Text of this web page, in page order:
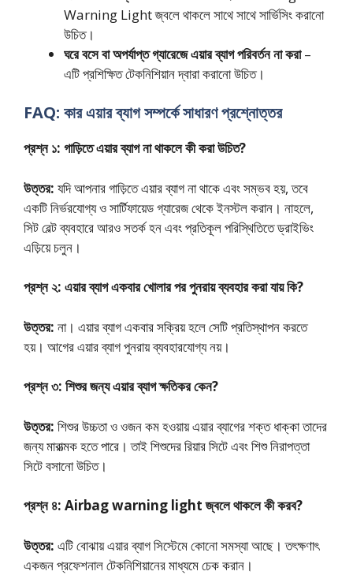
Warning Light জ্বলে থাকলে সাথে সাথে সার্ভিসিং করানো
উচিত।
ঘরে বসে বা অপর্যাপ্ত গ্যারেজে এয়ার ব্যাগ পরিবর্তন না করা–
এটি প্রশিক্ষিত টেকনিশিয়ান দ্বারা করানো উচিত।
FAQ: কার এয়ার ব্যাগ সম্পর্কে সাধারণ প্রশ্নোত্তর
প্রশ্ন ১: গাড়িতে এয়ার ব্যাগ না থাকলে কী করা উচিত?
উত্তর: যদি আপনার গাড়িতে এয়ার ব্যাগ না থাকে এবং সম্ভব হয়, তবে
একটি নির্ভরযোগ্য ও সার্টিফায়েড গ্যারেজ থেকে ইনস্টল করান। নাহলে,
সিট বেল্ট ব্যবহারে আরও সতর্ক হন এবং প্রতিকূল পরিস্থিতিতে ড্রাইভিং
এড়িয়ে চলুন।
প্রশ্ন ২: এয়ার ব্যাগ একবার খোলার পর পুনরায় ব্যবহার করা যায় কি?
উত্তর: না। এয়ার ব্যাগ একবার সক্রিয় হলে সেটি প্রতিস্থাপন করতে
হয়। আগের এয়ার ব্যাগ পুনরায় ব্যবহারযোগ্য নয়।
প্রশ্ন ৩: শিশুর জন্য এয়ার ব্যাগ ক্ষতিকর কেন?
উত্তর: শিশুর উচ্চতা ও ওজন কম হওয়ায় এয়ার ব্যাগের শক্ত ধাক্কা তাদের
জন্য মারাত্মক হতে পারে। তাই শিশুদের রিয়ার সিটে এবং শিশু নিরাপত্তা
সিটে বসানো উচিত।
প্রশ্ন ৪: Airbag warning light জ্বলে থাকলে কী করব?
উত্তর: এটি বোঝায় এয়ার ব্যাগ সিস্টেমে কোনো সমস্যা আছে। তৎক্ষণাৎ
একজন প্রফেশনাল টেকনিশিয়ানের মাধ্যমে চেক করান।